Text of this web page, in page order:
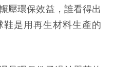
壓環保效益，誰看得出
是用再生材料生產的